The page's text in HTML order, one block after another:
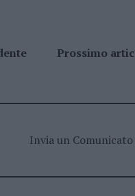
Prossimo
Invia un